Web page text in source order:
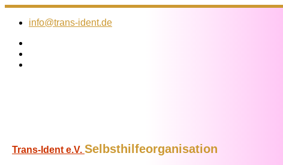
Zum
Inhalt
info@trans-ident.de
Trans-Ident e.V. Selbsthilfeorganisation